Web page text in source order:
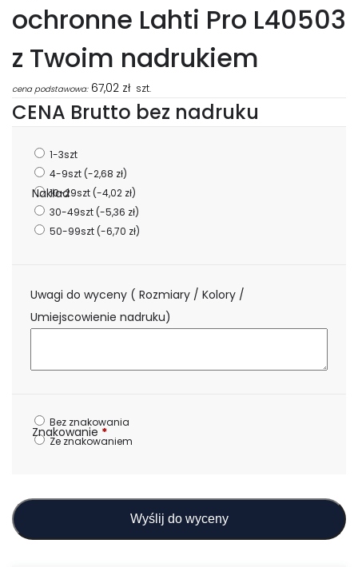
ochronne Lahti Pro L40503
z Twoim nadrukiem
cena podstawowa: 67,02 zł szt.
CENA Brutto bez nadruku
Nakład
1-3szt
4-9szt(-2,68 zł)
10-29szt(-4,02 zł)
30-49szt(-5,36 zł)
50-99szt(-6,70 zł)
Uwagi do wyceny ( Rozmiary / Kolory /
Umiejscowienie nadruku)
Znakowanie *
Bez znakowania
Ze znakowaniem
Wyślij do wyceny